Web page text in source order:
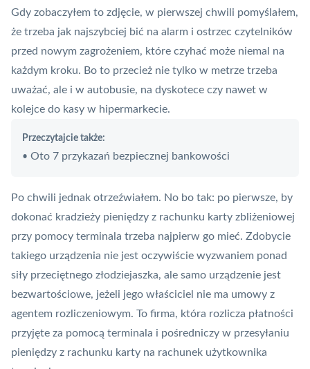
Gdy zobaczyłem to zdjęcie, w pierwszej chwili pomyślałem,
że trzeba jak najszybciej bić na alarm i ostrzec czytelników
przed nowym zagrożeniem, które czyhać może niemal na
każdym kroku. Bo to przecież nie tylko w metrze trzeba
uważać, ale i w autobusie, na dyskotece czy nawet w
kolejce do kasy w hipermarkecie.
Przeczytajcie także:
• Oto 7 przykazań bezpiecznej bankowości
Po chwili jednak otrzeźwiałem. No bo tak: po pierwsze, by
dokonać kradzieży pieniędzy z rachunku karty zbliżeniowej
przy pomocy terminala trzeba najpierw go mieć. Zdobycie
takiego urządzenia nie jest oczywiście wyzwaniem ponad
siły przeciętnego złodziejaszka, ale samo urządzenie jest
bezwartościowe, jeżeli jego właściciel nie ma umowy z
agentem rozliczeniowym. To firma, która rozlicza płatności
przyjęte za pomocą terminala i pośredniczy w przesyłaniu
pieniędzy z rachunku karty na rachunek użytkownika